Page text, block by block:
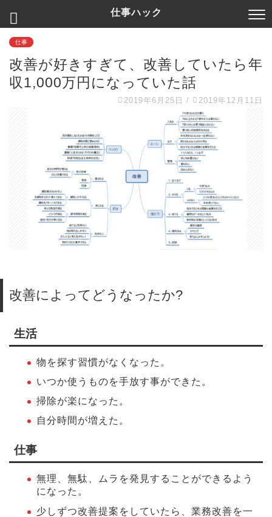
仕事ハック
仕事
改善が好きすぎて、改善していたら年
収1,000万円になっていた話
2019年6月25日 / 2019年12月11日
改善によってどうなったか?
生活
物を探す習慣がなくなった。
いつか使うものを手放す事ができた。
掃除が楽になった。
自分時間が増えた。
仕事
無理、無駄、ムラを発見することができるよう
になった。
少しずつ改善提案をしていたら、業務改善を一